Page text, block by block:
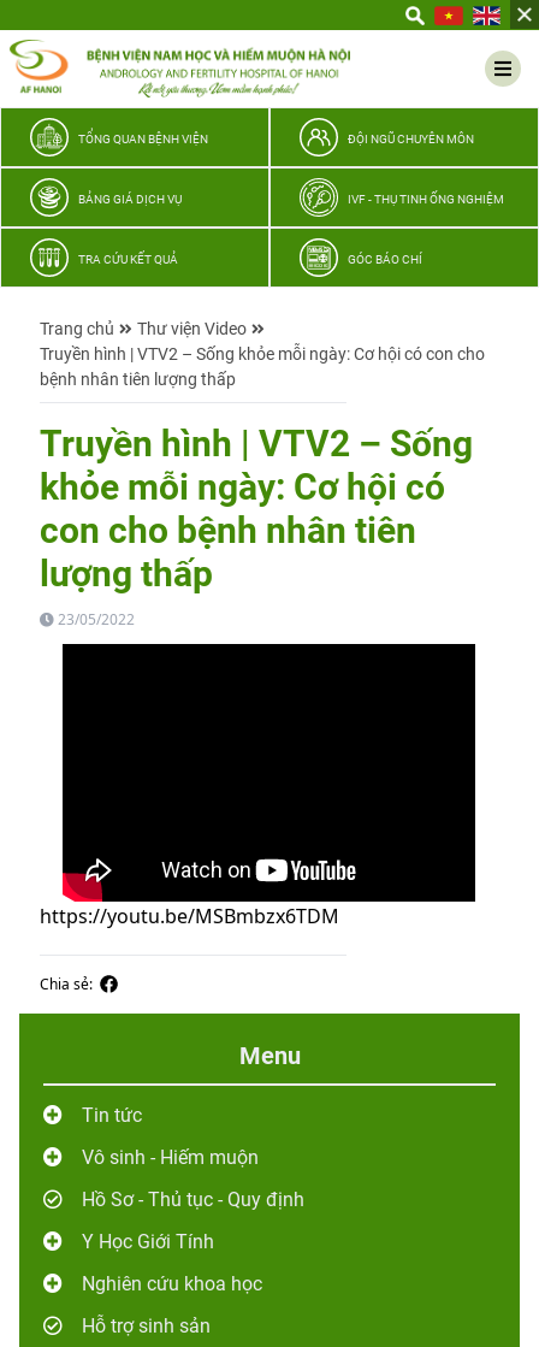
thương
TỔNG QUAN BỆNH VIỆN ĐỘI NGŨ CHUYÊN MÔN
BẢNG GIÁ DỊCH VỤ IVF - THỤ TINH ỐNG NGHIỆM
TRA CỨU KẾT QUẢ GÓC BÁO CHÍ
Trang chủ
Thư viện Video
Truyền hình | VTV2 – Sống khỏe mỗi ngày: Cơ hội có con cho
bệnh nhân tiên lượng thấp
Truyền hình | VTV2 – Sống
khỏe mỗi ngày: Cơ hội có
con cho bệnh nhân tiên
lượng thấp
23/05/2022
https://youtu.be/MSBmbzx6TDM
Chia sẻ:
Menu
Tin tức
Vô sinh - Hiếm muộn
Hồ Sơ - Thủ tục - Quy định
Y Học Giới Tính
Nghiên cứu khoa học
Hỗ trợ sinh sản